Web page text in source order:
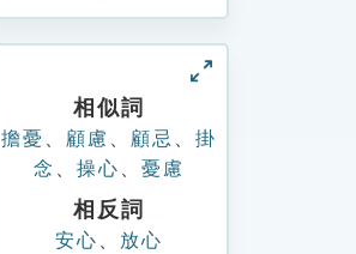
相似詞
擔憂 顧慮 顧忌
掛
念
操心 憂慮
相反詞
安心 放心